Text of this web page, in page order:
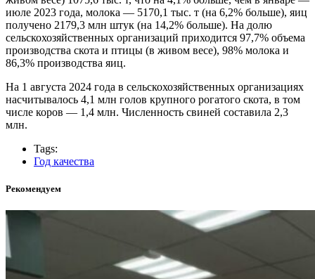
июле 2023 года, молока — 5170,1 тыс. т (на 6,2% больше), яиц
получено 2179,3 млн штук (на 14,2% больше). На долю
сельскохозяйственных организаций приходится 97,7% объема
производства скота и птицы (в живом весе), 98% молока и
86,3% производства яиц.
На 1 августа 2024 года в сельскохозяйственных организациях
насчитывалось 4,1 млн голов крупного рогатого скота, в том
числе коров — 1,4 млн. Численность свиней составила 2,3
млн.
Tags:
Год качества
Рекомендуем